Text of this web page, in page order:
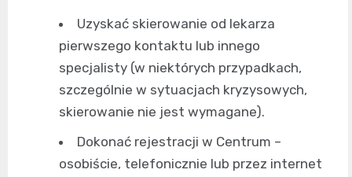
Uzyskać skierowanie od lekarza
pierwszego kontaktu lub innego
specjalisty (w niektórych przypadkach,
szczególnie w sytuacjach kryzysowych,
skierowanie nie jest wymagane).
Dokonać rejestracji w Centrum –
osobiście, telefonicznie lub przez internet